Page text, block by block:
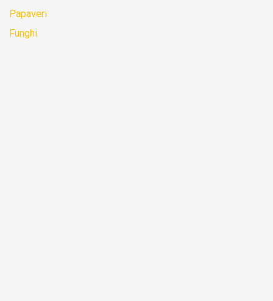
Papaveri
Funghi